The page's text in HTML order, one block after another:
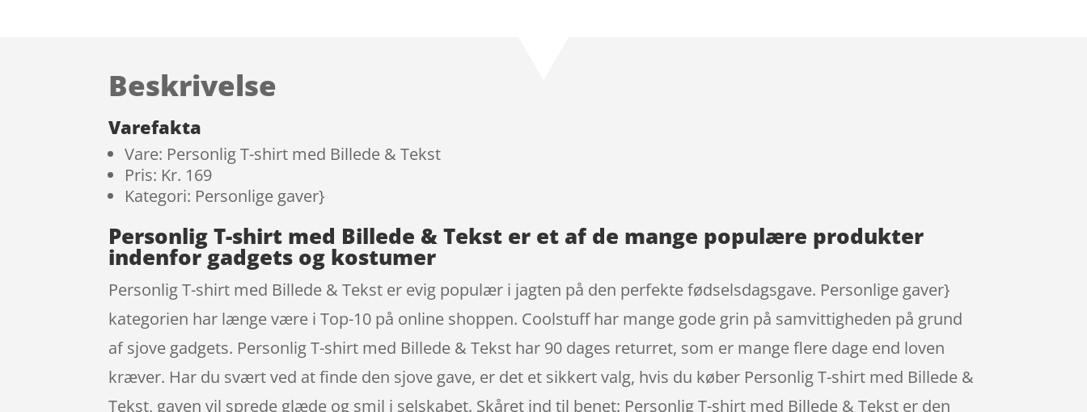
Beskrivelse
Varefakta
Vare: Personlig T-shirt med Billede & Tekst
Pris: Kr. 169
Kategori: Personlige gaver}
Personlig T-shirt med Billede & Tekst er et af de mange populære produkter
indenfor gadgets og kostumer
Personlig T-shirt med Billede & Tekst er evig populær i jagten på den perfekte fødselsdagsgave. Personlige gaver}
kategorien har længe være i Top-10 på online shoppen. Coolstuff har mange gode grin på samvittigheden på grund
af sjove gadgets. Personlig T-shirt med Billede & Tekst har 90 dages returret, som er mange flere dage end loven
kræver. Har du svært ved at finde den sjove gave, er det et sikkert valg, hvis du køber Personlig T-shirt med Billede &
Tekst, gaven vil sprede glæde og smil i selskabet. Skåret ind til benet: Personlig T-shirt med Billede & Tekst er den